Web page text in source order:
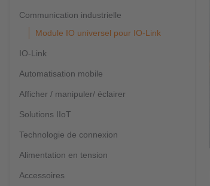
Communication industrielle
Module IO universel pour IO-Link
IO-Link
Automatisation mobile
Afficher / manipuler/ éclairer
Solutions IIoT
Technologie de connexion
Alimentation en tension
Accessoires